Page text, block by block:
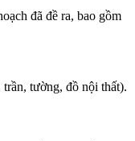
đã đề ra, bao gồm
tường, đồ nội thất).